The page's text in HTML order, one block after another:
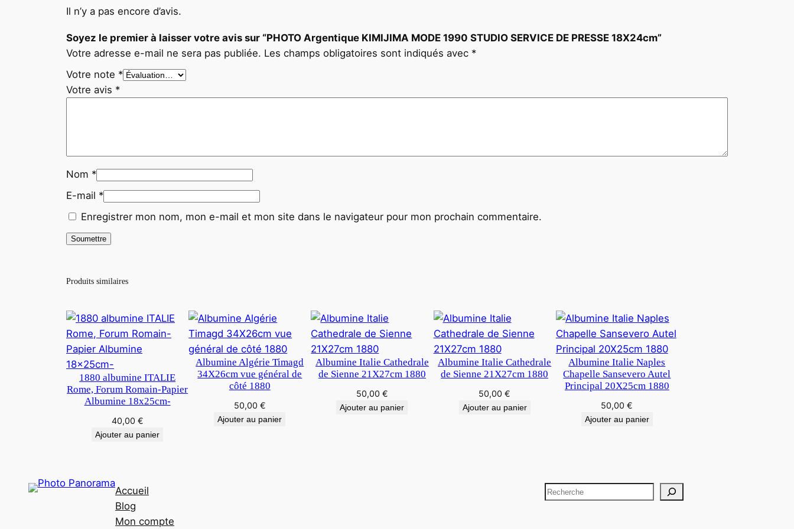
S
E
I
S
2
4
c
m
Il n’y a pas encore d’avis.
Soyez le premier à laisser votre avis sur “PHOTO Argentique KIMIJIMA MODE 1990 STUDIO SERVICE DE PRESSE 18X24cm”
Votre adresse e-mail ne sera pas publiée. Les champs obligatoires sont indiqués avec *
Votre note *
Votre avis *
Nom *
E-mail *
Enregistrer mon nom, mon e-mail et mon site dans le navigateur pour mon prochain commentaire.
Produits similaires
1880 albumine ITALIE
Rome, Forum Romain-Papier
Albumine 18x25cm-
40,00 €
Ajouter au panier
Albumine Algérie Timagd
34X26cm vue général de
côté 1880
50,00 €
Ajouter au panier
Albumine Italie Cathedrale
de Sienne 21X27cm 1880
50,00 €
Ajouter au panier
Albumine Italie Cathedrale
de Sienne 21X27cm 1880
50,00€
Ajouter au panier
Albumine Italie Naples
Chapelle Sansevero Autel
Principal 20X25cm 1880
50,00€
Ajouter au panier
Accueil
Blog
Mon compte
R